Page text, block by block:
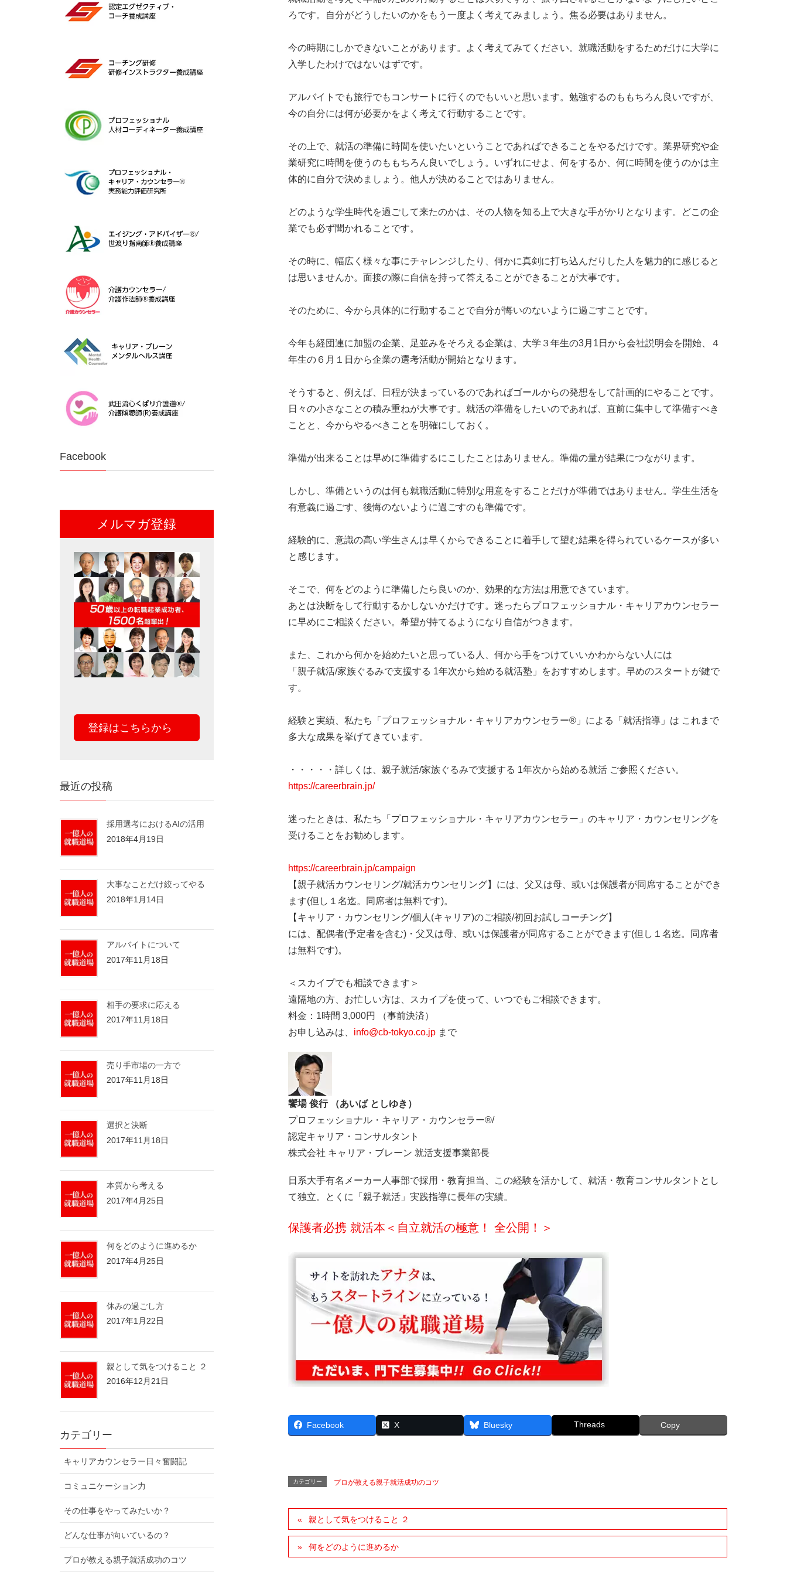
ろです。自分がどうしたいのかをもう一度よく考えてみましょう。焦る必要はありません。
今の時期にしかできないことがあります。よく考えてみてください。就職活動をするためだけに大学に
入学したわけではないはずです。
アルバイトでも旅行でもコンサートに行くのでもいいと思います。勉強するのももちろん良いですが、
今の自分には何が必要かをよく考えて行動することです。
その上で、就活の準備に時間を使いたいということであればできることをやるだけです。業界研究や企
業研究に時間を使うのももちろん良いでしょう。いずれにせよ、何をするか、何に時間を使うのかは主
体的に自分で決めましょう。他人が決めることではありません。
どのような学生時代を過ごして来たのかは、その人物を知る上で大きな手がかりとなります。どこの企
業でも必ず聞かれることです。
その時に、幅広く様々な事にチャレンジしたり、何かに真剣に打ち込んだりした人を魅力的に感じると
は思いませんか。面接の際に自信を持って答えることができることが大事です。
そのために、今から具体的に行動することで自分が悔いのないように過ごすことです。
今年も経団連に加盟の企業、足並みをそろえる企業は、大学３年生の3月1日から会社説明会を開始、４
年生の６月１日から企業の選考活動が開始となります。
そうすると、例えば、日程が決まっているのであればゴールからの発想をして計画的にやることです。
日々の小さなことの積み重ねが大事です。就活の準備をしたいのであれば、直前に集中して準備すべき
ことと、今からやるべきことを明確にしておく。
準備が出来ることは早めに準備するにこしたことはありません。準備の量が結果につながります。
しかし、準備というのは何も就職活動に特別な用意をすることだけが準備ではありません。学生生活を
有意義に過ごす、後悔のないように過ごすのも準備です。
経験的に、意識の高い学生さんは早くからできることに着手して望む結果を得られているケースが多い
と感じます。
そこで、何をどのように準備したら良いのか、効果的な方法は用意できています。
あとは決断をして行動するかしないかだけです。迷ったらプロフェッショナル・キャリアカウンセラー
に早めにご相談ください。希望が持てるようになり自信がつきます。
また、これから何かを始めたいと思っている人、何から手をつけていいかわからない人には
「親子就活/家族ぐるみで支援する 1年次から始める就活塾」をおすすめします。早めのスタートが鍵で
す。
経験と実績、私たち「プロフェッショナル・キャリアカウンセラー®」による「就活指導」は これまで
多大な成果を挙げてきています。
・・・・・詳しくは、親子就活/家族ぐるみで支援する 1年次から始める就活 ご参照ください。
https://careerbrain.jp/
迷ったときは、私たち「プロフェッショナル・キャリアカウンセラー」のキャリア・カウンセリングを
受けることをお勧めします。
https://careerbrain.jp/campaign
【親子就活カウンセリング/就活カウンセリング】には、父又は母、或いは保護者が同席することができ
ます(但し１名迄。同席者は無料です)。
【キャリア・カウンセリング/個人(キャリア)のご相談/初回お試しコーチング】
には、配偶者(予定者を含む)・父又は母、或いは保護者が同席することができます(但し１名迄。同席者
は無料です)。
＜スカイプでも相談できます＞
遠隔地の方、お忙しい方は、スカイプを使って、いつでもご相談できます。
料金：1時間 3,000円 （事前決済）
お申し込みは、 info@cb-tokyo.co.jp まで
饗場 俊行 （あいば としゆき）
プロフェッショナル・キャリア・カウンセラー®/
認定キャリア・コンサルタント
株式会社 キャリア・ブレーン 就活支援事業部長
日系大手有名メーカー人事部で採用・教育担当、この経験を活かして、就活・教育コンサルタントとし
て独立。とくに「親子就活」実践指導に長年の実績。
保護者必携 就活本＜自立就活の極意！ 全公開！＞
Facebook X Bluesky Threads Copy
カテゴリー プロが教える親子就活成功のコツ
親として気をつけること ２
何をどのように進めるか
Facebook
メルマガ登録
登録はこちらから
最近の投稿
採用選考におけるAIの活用
2018年4月19日
大事なことだけ絞ってやる
2018年1月14日
アルバイトについて
2017年11月18日
相手の要求に応える
2017年11月18日
売り手市場の一方で
2017年11月18日
選択と決断
2017年11月18日
本質から考える
2017年4月25日
何をどのように進めるか
2017年4月25日
休みの過ごし方
2017年1月22日
親として気をつけること ２
2016年12月21日
カテゴリー
キャリアカウンセラー日々奮闘記
コミュニケーション力
その仕事をやってみたいか？
どんな仕事が向いているの？
プロが教える親子就活成功のコツ